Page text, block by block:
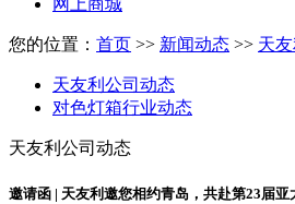
网上商城
您的位置： 首页 >> 新闻动态 >> 天
天友利公司动态
对色灯箱行业动态
天友利公司动态
邀请函 | 天友利邀您相约青岛，共赴第23届亚